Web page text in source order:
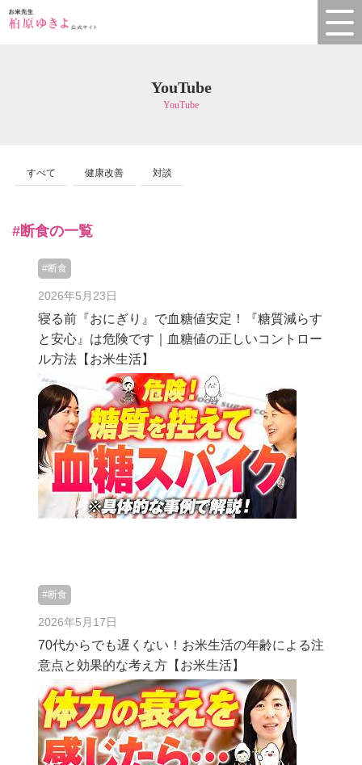
YouTube
YouTube
すべて 健康改善 対談
#断食の一覧
#断食
2026年5月23日
寝る前『おにぎり』で血糖値安定！『糖質減らす
と安心』は危険です｜血糖値の正しいコントロー
ル方法【お米生活】
#断食
2026年5月17日
70代からでも遅くない！お米生活の年齢による注
意点と効果的な考え方【お米生活】